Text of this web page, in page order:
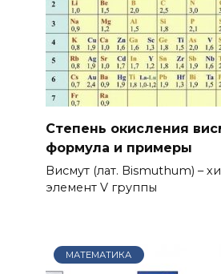
Степень окисления
формула и примеры
Висмут (лат. Bismuthum) –
элемент V группы
МАТЕМАТИКА